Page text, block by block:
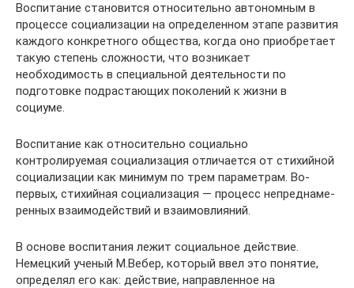
Воспитание становится относительно ав­тономным в
процессе социализации на оп­ределенном этапе развития
каждого конк­ретного общества, когда оно приобретает
такую степень сложно­сти, что возникает
необходимость в специальной деятельности по
подготовке подрастающих поколений к жизни в
социуме.
Воспитание как относительно социально
контролируемая со­циализация отличается от стихийной
социализации как минимум по трем параметрам. Во-
первых, стихийная социализация — процесс непреднаме­
ренных взаимодействий и взаимовлияний.
В основе воспитания лежит социальное действие.
Немецкий уче­ный М.Вебер, который ввел это понятие,
определял его как: дей­ствие, направленное на